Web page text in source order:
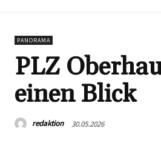
PANORAMA
PLZ
einen Blick
redaktion 30.05.2026